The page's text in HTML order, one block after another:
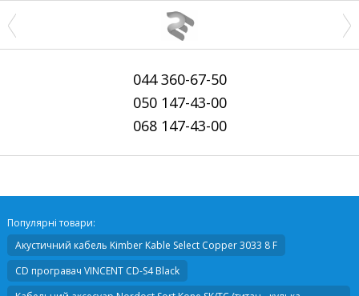
044360-67-50
050147-43-00
068147-43-00
Популярні товари:
Акустичний кабель Kimber Kable Select Copper 3033 8 F
CD програвач VINCENT CD-S4 Black